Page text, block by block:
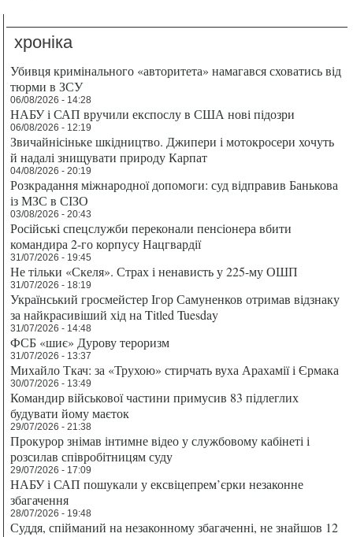
хроніка
Убивця кримінального «авторитета» намагався сховатись від
тюрми в ЗСУ
06/08/2026 - 14:28
НАБУ і САП вручили експослу в США нові підозри
06/08/2026 - 12:19
Звичайнісіньке шкідництво. Джипери і мотокросери хочуть
й надалі знищувати природу Карпат
04/08/2026 - 20:19
Розкрадання міжнародної допомоги: суд відправив Банькова
із МЗС в СІЗО
03/08/2026 - 20:43
Російські спецслужби переконали пенсіонера вбити
командира 2-го корпусу Нацгвардії
31/07/2026 - 19:45
Не тільки «Скеля». Страх і ненависть у 225-му ОШП
31/07/2026 - 18:19
Український гросмейстер Ігор Самуненков отримав відзнаку
за найкрасивіший хід на Titled Tuesday
31/07/2026 - 14:48
ФСБ «шиє» Дурову тероризм
31/07/2026 - 13:37
Михайло Ткач: за «Трухою» стирчать вуха Арахамії і Єрмака
30/07/2026 - 13:49
Командир військової частини примусив 83 підлеглих
будувати йому маєток
29/07/2026 - 21:38
Прокурор знімав інтимне відео у службовому кабінеті і
розсилав співробітницям суду
29/07/2026 - 17:09
НАБУ і САП пошукали у ексвіцепрем’єрки незаконне
збагачення
28/07/2026 - 19:48
Суддя, спійманий на незаконному збагаченні, не знайшов 12